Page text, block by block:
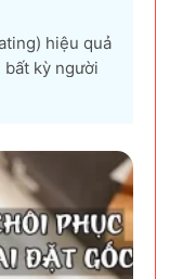
hiệu quả
kỳ người